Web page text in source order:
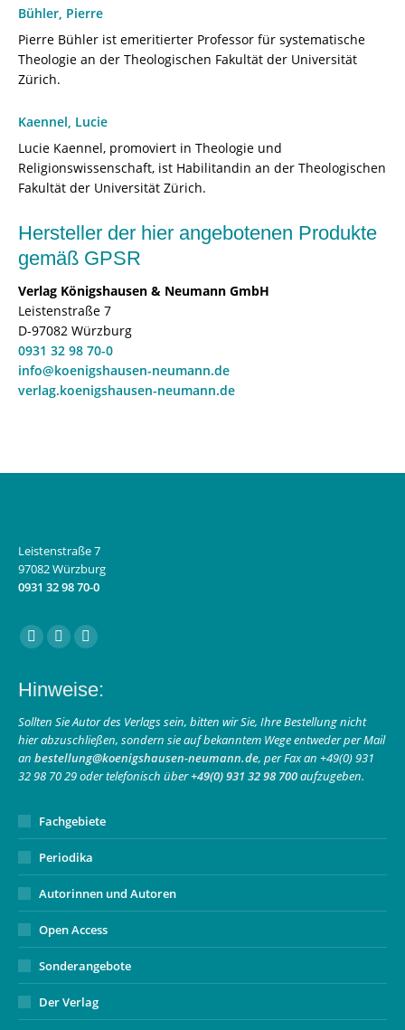
Bühler, Pierre
Pierre Bühler ist emeritierter Professor für systematische
Theologie an der Theologischen Fakultät der Universität
Zürich.
Kaennel, Lucie
Lucie Kaennel, promoviert in Theologie und
Religionswissenschaft, ist Habilitandin an der Theologischen
Fakultät der Universität Zürich.
Hersteller der hier angebotenen Produkte
gemäß GPSR
Verlag Königshausen & Neumann GmbH
Leistenstraße 7
D-97082 Würzburg
0931 32 98 70-0
info@koenigshausen-neumann.de
verlag.koenigshausen-neumann.de
Leistenstraße 7
97082 Würzburg
0931 32 98 70-0
Finden Sie uns auf:
Facebook
opens
in
new
window
Instagram
opens
in
new
window
E-
page
opens
in
new
window
Hinweise:
Sollten Sie Autor des Verlags sein, bitten wir Sie, Ihre Bestellung nicht
hier abzuschließen, sondern sie auf bekanntem Wege entweder per Mail
an bestellung@koenigshausen-neumann.de, per Fax an +49(0) 931
32 98 70 29 oder telefonisch über+49(0) 931 32 98 700aufzugeben.
Fachgebiete
Periodika
Autorinnen und Autoren
Open Access
Sonderangebote
Der Verlag